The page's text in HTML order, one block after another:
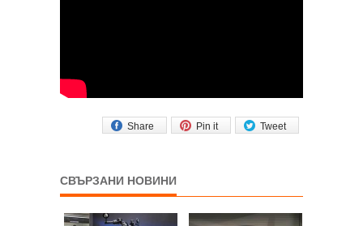
Tweet
Pin it
Share
СВЪРЗАНИ НОВИНИ